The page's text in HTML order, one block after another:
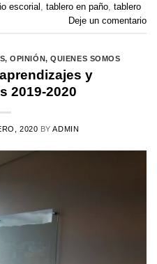
escorial tablero en paño tablero
Deje un comentario
,OPINIÓN,QUIENES SOMOS
y
2019-2020
2020 BYADMIN